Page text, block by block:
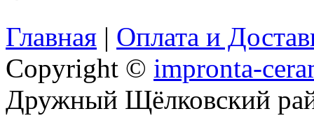
Главная | Оплата и
Copyright © impronta-
Дружный Щёлковский